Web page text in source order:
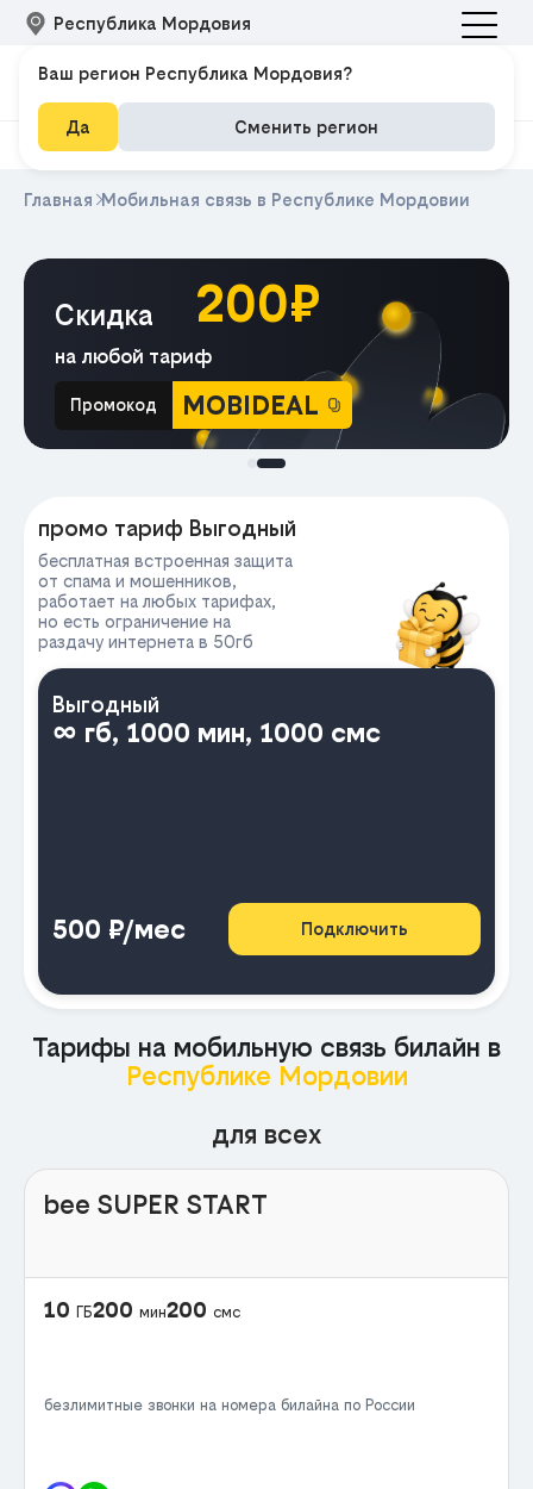
Республика Мордовия
Главная Мобильная связь в Республике Мордовии
Скидка 200₽
на любой тариф
Промокод MOBIDEAL
промо тариф Выгодный
бесплатная встроенная защита
от спама и мошенников,
работает на любых тарифах,
но есть ограничение на
раздачу интернета в 50гб
Выгодный
∞ гб, 1000 мин, 1000 смс
500 ₽/мес Подключить
Тарифы на мобильную связь билайн в
Республике Мордовии
для всех
bee SUPER START
10 ГБ200 мин200 смс
безлимитные звонки на номера билайна по России
Ваш регион Республика Мордовия?
Да Сменить регион